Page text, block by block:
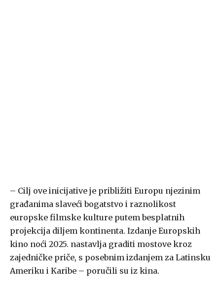
– Cilj ove inicijative je približiti Europu njezinim
građanima slaveći bogatstvo i raznolikost
europske filmske kulture putem besplatnih
projekcija diljem kontinenta. Izdanje Europskih
kino noći 2025. nastavlja graditi mostove kroz
zajedničke priče, s posebnim izdanjem za Latinsku
Ameriku i Karibe – poručili su iz kina.